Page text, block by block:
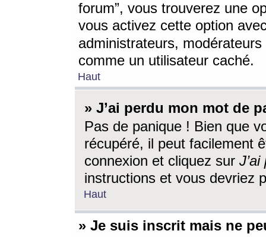
forum”, vous trouverez une
vous activez cette option
administrateurs,
comme un utilisateur caché.
Haut
» J’ai perdu mon mot de
Pas de panique ! Bien que
récupéré, il peut facilement
connexion et cliquez sur
instructions et vous devriez
Haut
» Je suis inscrit mais ne